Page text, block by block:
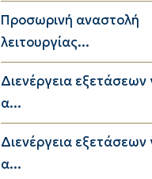
Προσωρινή αναστολή
λειτουργίας...
Διενέργεια εξετάσεων
α...
Διενέργεια εξετάσεων
α...